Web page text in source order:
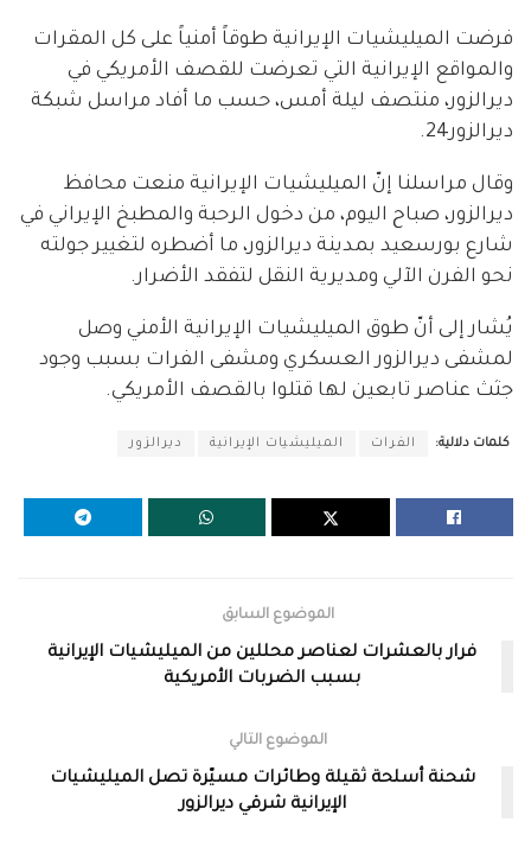
فرضت الميليشيات الإيرانية طوقاً أمنياً على كل المقرات
والمواقع الإيرانية التي تعرضت للقصف الأمريكي في
ديرالزور، منتصف ليلة أمس، حسب ما أفاد مراسل شبكة
ديرالزور24.
وقال مراسلنا إنّ الميليشيات الإيرانية منعت محافظ
ديرالزور، صباح اليوم، من دخول الرحبة والمطبخ الإيراني في
شارع بورسعيد بمدينة ديرالزور، ما أضطره لتغيير جولته
نحو الفرن الآلي ومديرية النقل لتفقد الأضرار.
يُشار إلى أنّ طوق الميليشيات الإيرانية الأمني وصل
لمشفى ديرالزور العسكري ومشفى الفرات بسبب وجود
جثث عناصر تابعين لها قتلوا بالقصف الأمريكي.
كلمات دلالية: الفرات الميليشيات الإيرانية ديرالزور
الموضوع السابق
فرار بالعشرات لعناصر محللين من الميليشيات الإيرانية
بسبب الضربات الأمريكية
الموضوع التالي
شحنة أسلحة ثقيلة وطائرات مسيّرة تصل الميليشيات
الإيرانية شرقي ديرالزور